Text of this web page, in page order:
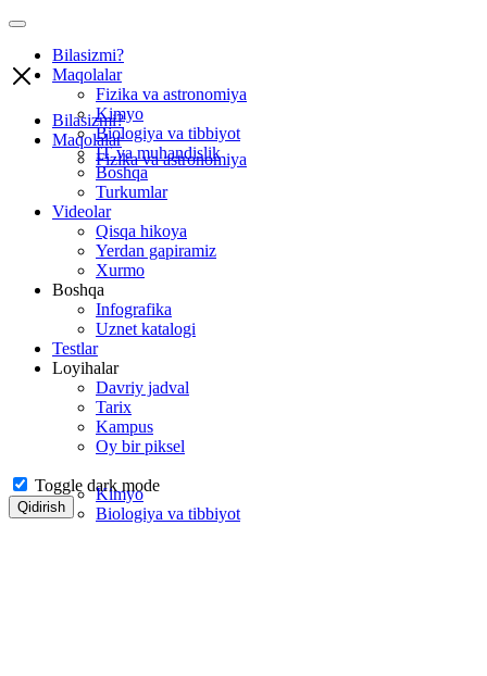
Bilasizmi?
Maqolalar
Fizika va astronomiya
Kimyo
Biologiya va tibbiyot
IT va muhandislik
Boshqa
Turkumlar
Videolar
Qisqa hikoya
Yerdan gapiramiz
Xurmo
Boshqa
Infografika
Uznet katalogi
Testlar
Loyihalar
Davriy jadval
Tarix
Kampus
Oy bir piksel
Toggle dark mode
Qidirish
Bilasizmi?
Maqolalar
Fizika va astronomiya
Kimyo
Biologiya va tibbiyot